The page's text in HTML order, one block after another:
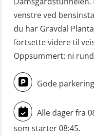
Mann-Over-
båt m/
(OSE151)
Mann-Over-
båt u/
(OSE1142)
Mann-Over-
u/
venstre ved
du har Gravdal
fortsette videre til
Oppsummert: ni
Gode
Alle dager fra
som starter 08:45.